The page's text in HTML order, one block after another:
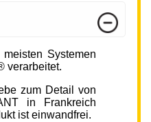
Systemen
verarbeitet.
zum Detail von
in Frankreich
ist einwandfrei.